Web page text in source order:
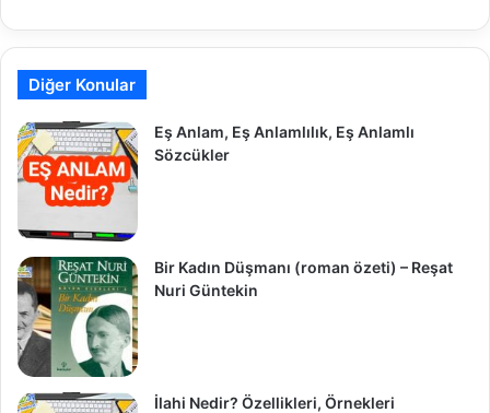
Diğer Konular
Eş Anlam, Eş Anlamlılık, Eş Anlamlı
Sözcükler
Bir Kadın Düşmanı (roman özeti) – Reşat
Nuri Güntekin
İlahi Nedir? Özellikleri, Örnekleri